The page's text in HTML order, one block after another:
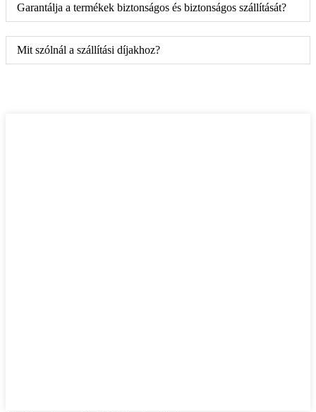
Garantálja a termékek biztonságos és biztonságos szállítását?
Mit szólnál a szállítási díjakhoz?